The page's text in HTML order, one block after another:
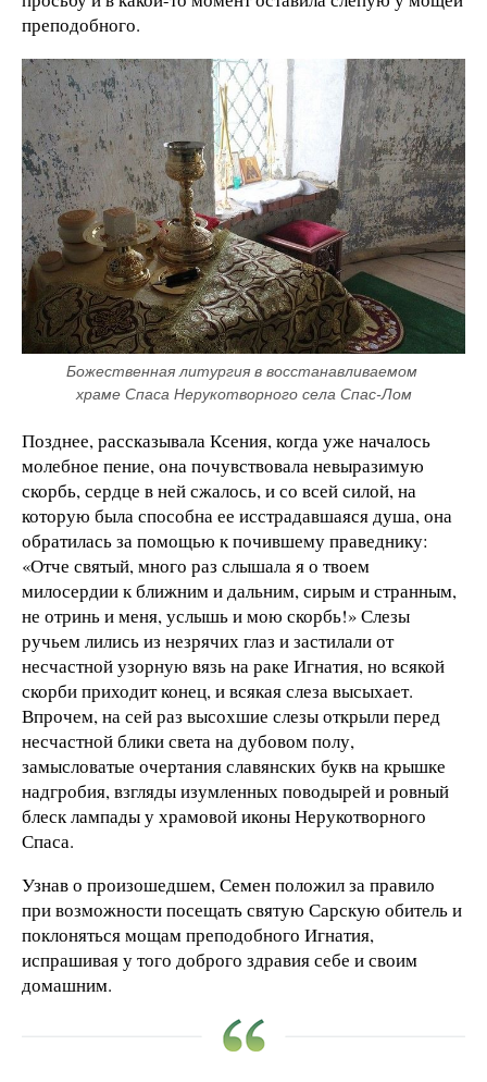
преподобного.
Божественная литургия в восстанавливаемом
храме Спаса Нерукотворного села Спас-Лом
Позднее, рассказывала Ксения, когда уже началось
молебное пение, она почувствовала невыразимую
скорбь, сердце в ней сжалось, и со всей силой, на
которую была способна ее исстрадавшаяся душа, она
обратилась за помощью к почившему праведнику:
«Отче святый, много раз слышала я о твоем
милосердии к ближним и дальним, сирым и странным,
не отринь и меня, услышь и мою скорбь!» Слезы
ручьем лились из незрячих глаз и застилали от
несчастной узорную вязь на раке Игнатия, но всякой
скорби приходит конец, и всякая слеза высыхает.
Впрочем, на сей раз высохшие слезы открыли перед
несчастной блики света на дубовом полу,
замысловатые очертания славянских букв на крышке
надгробия, взгляды изумленных поводырей и ровный
блеск лампады у храмовой иконы Нерукотворного
Спаса.
Узнав о произошедшем, Семен положил за правило
при возможности посещать святую Сарскую обитель и
поклоняться мощам преподобного Игнатия,
испрашивая у того доброго здравия себе и своим
домашним.